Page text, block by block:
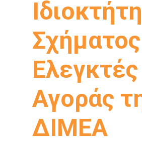
Ιδιοκτήτη
Ελεγκτές
Αγοράς
ΔΙΜΕΑ